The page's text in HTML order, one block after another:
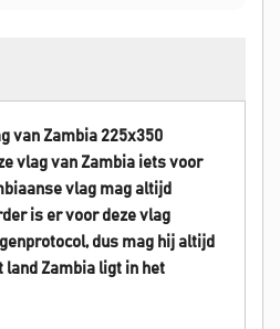
van Zambia 225x350
vlag van Zambia iets voor
vlag mag altijd
is er voor deze vlag
dus mag hij altijd
land Zambia ligt in het